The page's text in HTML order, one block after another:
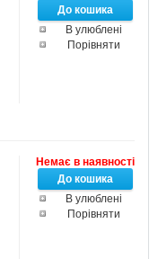
В улюблені
Порівняти
Немає в наявності
В улюблені
Порівняти